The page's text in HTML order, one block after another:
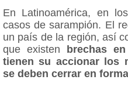
En Latinoamérica, en
casos de sarampión. El
un país de la región, así
que existen
brechas
tienen su accionar los
se deben cerrar en